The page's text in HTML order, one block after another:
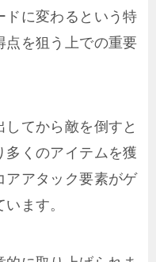
ドに変わるという特
点を狙う上での重要
てから敵を倒すと
多くのアイテムを獲
アアタック要素がゲ
ます。